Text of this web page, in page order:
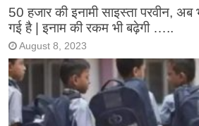
50 हजार की इनामी साइस्ता परवीन, अब
गई है | इनाम की रकम भी बढ़ेगी …..
August 8, 2023